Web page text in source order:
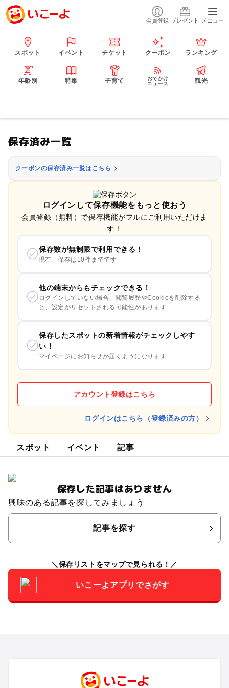
会員登録 プレゼント メニュー
スポット イベント チケット クーポン ランキング
年齢別 特集 子育て
おでかけ
ニュース
観光
保存済み一覧
クーポンの保存済み一覧はこちら
ログインして保存機能をもっと使おう
会員登録（無料）で保存機能がフルにご利用いただけま
す！
保存数が無制限で利用できる！
現在、保存は10件までです
他の端末からもチェックできる！
ログインしていない場合、閲覧履歴やCookieを削除する
と、設定がリセットされる可能性があります
保存したスポットの新着情報がチェックしやす
い！
マイページにお知らせが届くようになります
アカウント登録はこちら
ログインはこちら（登録済みの方）
スポット イベント 記事
保存した記事はありません
興味のある記事を探してみましょう
記事を探す
保存リストをマップで見られる！
いこーよアプリでさがす